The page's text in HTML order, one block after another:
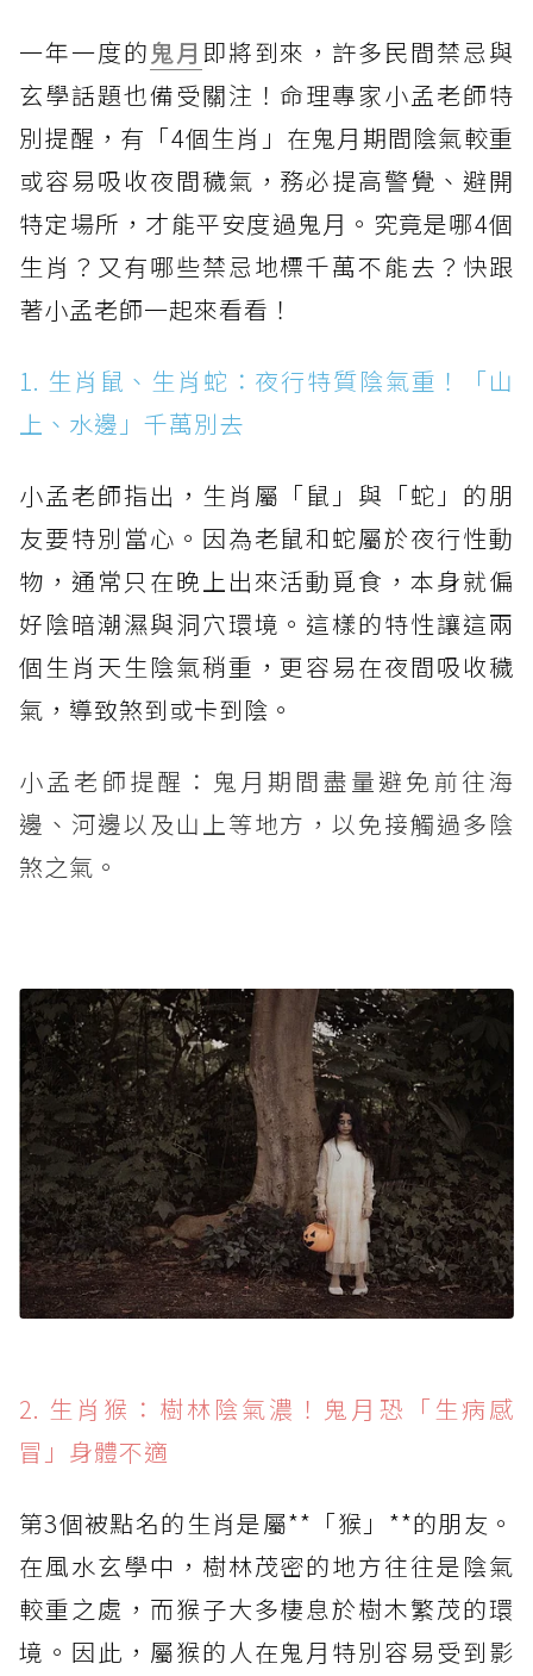
一年一度的鬼月 即將到來，許多民間禁忌與
玄學話題也備受關注！命理專家小孟老師特
別提醒，有「4個生肖」在鬼月期間陰氣較重
或容易吸收夜間穢氣，務必提高警覺、避開
特定場所，才能平安度過鬼月。究竟是哪4個
生肖？又有哪些禁忌地標千萬不能去？快跟
著小孟老師一起來看看！
1. 生肖鼠、生肖蛇：夜行特質陰氣重！「山
上、水邊」千萬別去
小孟老師指出，生肖屬「鼠」與「蛇」的朋
友要特別當心。因為老鼠和蛇屬於夜行性動
物，通常只在晚上出來活動覓食，本身就偏
好陰暗潮濕與洞穴環境。這樣的特性讓這兩
個生肖天生陰氣稍重，更容易在夜間吸收穢
氣，導致煞到或卡到陰。
小孟老師提醒：鬼月期間盡量避免前往海
邊、河邊以及山上等地方，以免接觸過多陰
煞之氣。
2. 生肖猴：樹林陰氣濃！鬼月恐「生病感
冒」身體不適
第3個被點名的生肖是屬**「猴」**的朋友。
在風水玄學中，樹林茂密的地方往往是陰氣
較重之處，而猴子大多棲息於樹木繁茂的環
境。因此，屬猴的人在鬼月特別容易受到影